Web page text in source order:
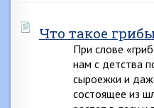
Что такое
При слове
нам с детства
сыроежки и
состоящее из